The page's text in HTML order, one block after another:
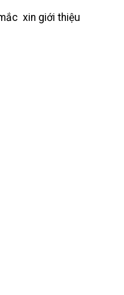
xin giới thiệu